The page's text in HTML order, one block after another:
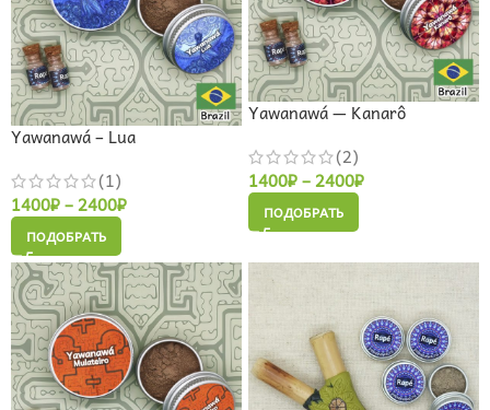
Yawanawá – Lua
(1)
1400₽–2400₽
ПОДОБРАТЬ
Yawanawá — Kanarô
(2)
1400₽–2400₽
ПОДОБРАТЬ